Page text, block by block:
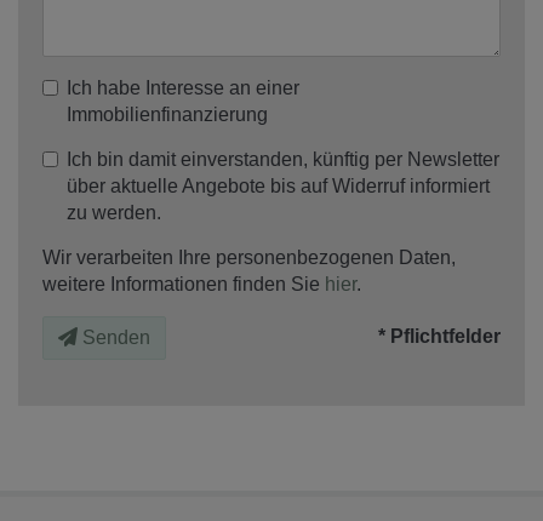
Ich habe Interesse an einer
Immobilienfinanzierung
Ich bin damit einverstanden, künftig per Newsletter
über aktuelle Angebote bis auf Widerruf informiert
zu werden.
Wir verarbeiten Ihre personenbezogenen Daten,
weitere Informationen finden Sie hier.
Senden * Pflichtfelder